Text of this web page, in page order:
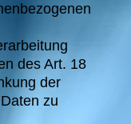
des Art. 18
der
zu